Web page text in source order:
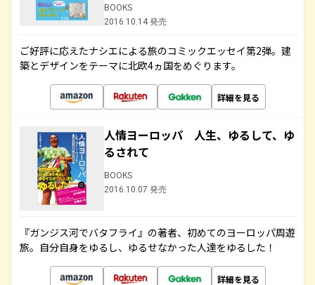
BOOKS
2016.10.14 発売
ご好評に応えたナシエによる旅のコミックエッセイ第2弾。建
築とデザインをテーマに北欧4ヵ国をめぐります。
詳細を見る
人情ヨーロッパ 人生、ゆるして、ゆ
るされて
BOOKS
2016.10.07 発売
『ガンジス河でバタフライ』の著者、初めてのヨーロッパ周遊
旅。自分自身をゆるし、ゆるせなかった人達をゆるした！
詳細を見る